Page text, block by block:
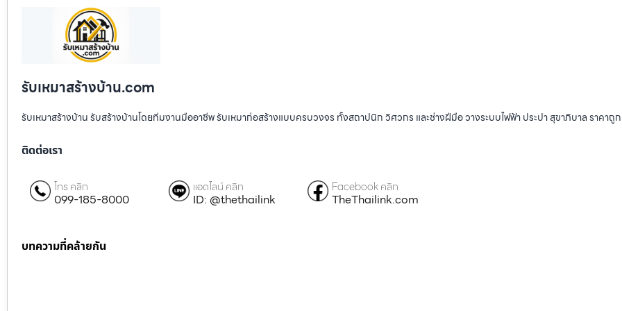
รับเหมาสร้างบ้าน.com
รับเหมาสร้างบ้าน รับสร้างบ้านโดยทีมงานมืออาชีพ รับเหมาก่อสร้างแบบครบวงจร ทั้งสถาปนิก วิศวกร และช่างฝีมือ วางระบบไฟฟ้า ประปา สุขาภิบาล ราคาถู
ติดต่อเรา
โทร คลิก
099-185-8000
แอดไลน์ คลิก
ID: @thethailink
Facebook คลิก
TheThailink.com
บทความที่คล้ายกัน